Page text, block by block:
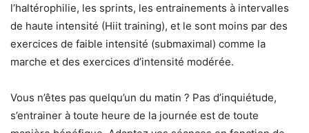
l’haltérophilie, les sprints, les entrainements à intervalles
de haute intensité (Hiit training), et le sont moins par des
exercices de faible intensité (submaximal) comme la
marche et des exercices d’intensité modérée.
Vous n’êtes pas quelqu’un du matin ? Pas d’inquiétude,
s’entrainer à toute heure de la journée est de toute